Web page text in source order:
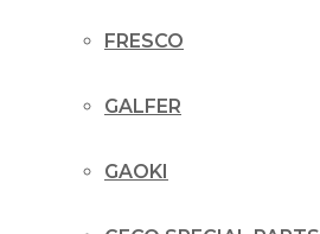
FRESCO
GALFER
GAOKI